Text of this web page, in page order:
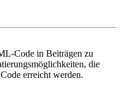
Code in Beiträgen zu
die
erreicht werden.